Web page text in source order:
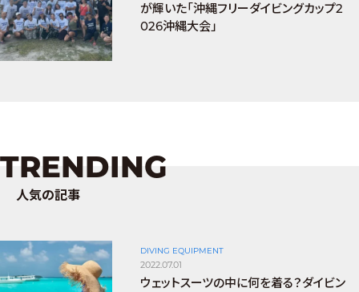
が輝いた「沖縄フリーダイビングカップ2
026沖縄大会」
TRENDING
人気の記事
DIVING EQUIPMENT
2022.07.01
ウェットスーツの中に何を着る？ダイビン